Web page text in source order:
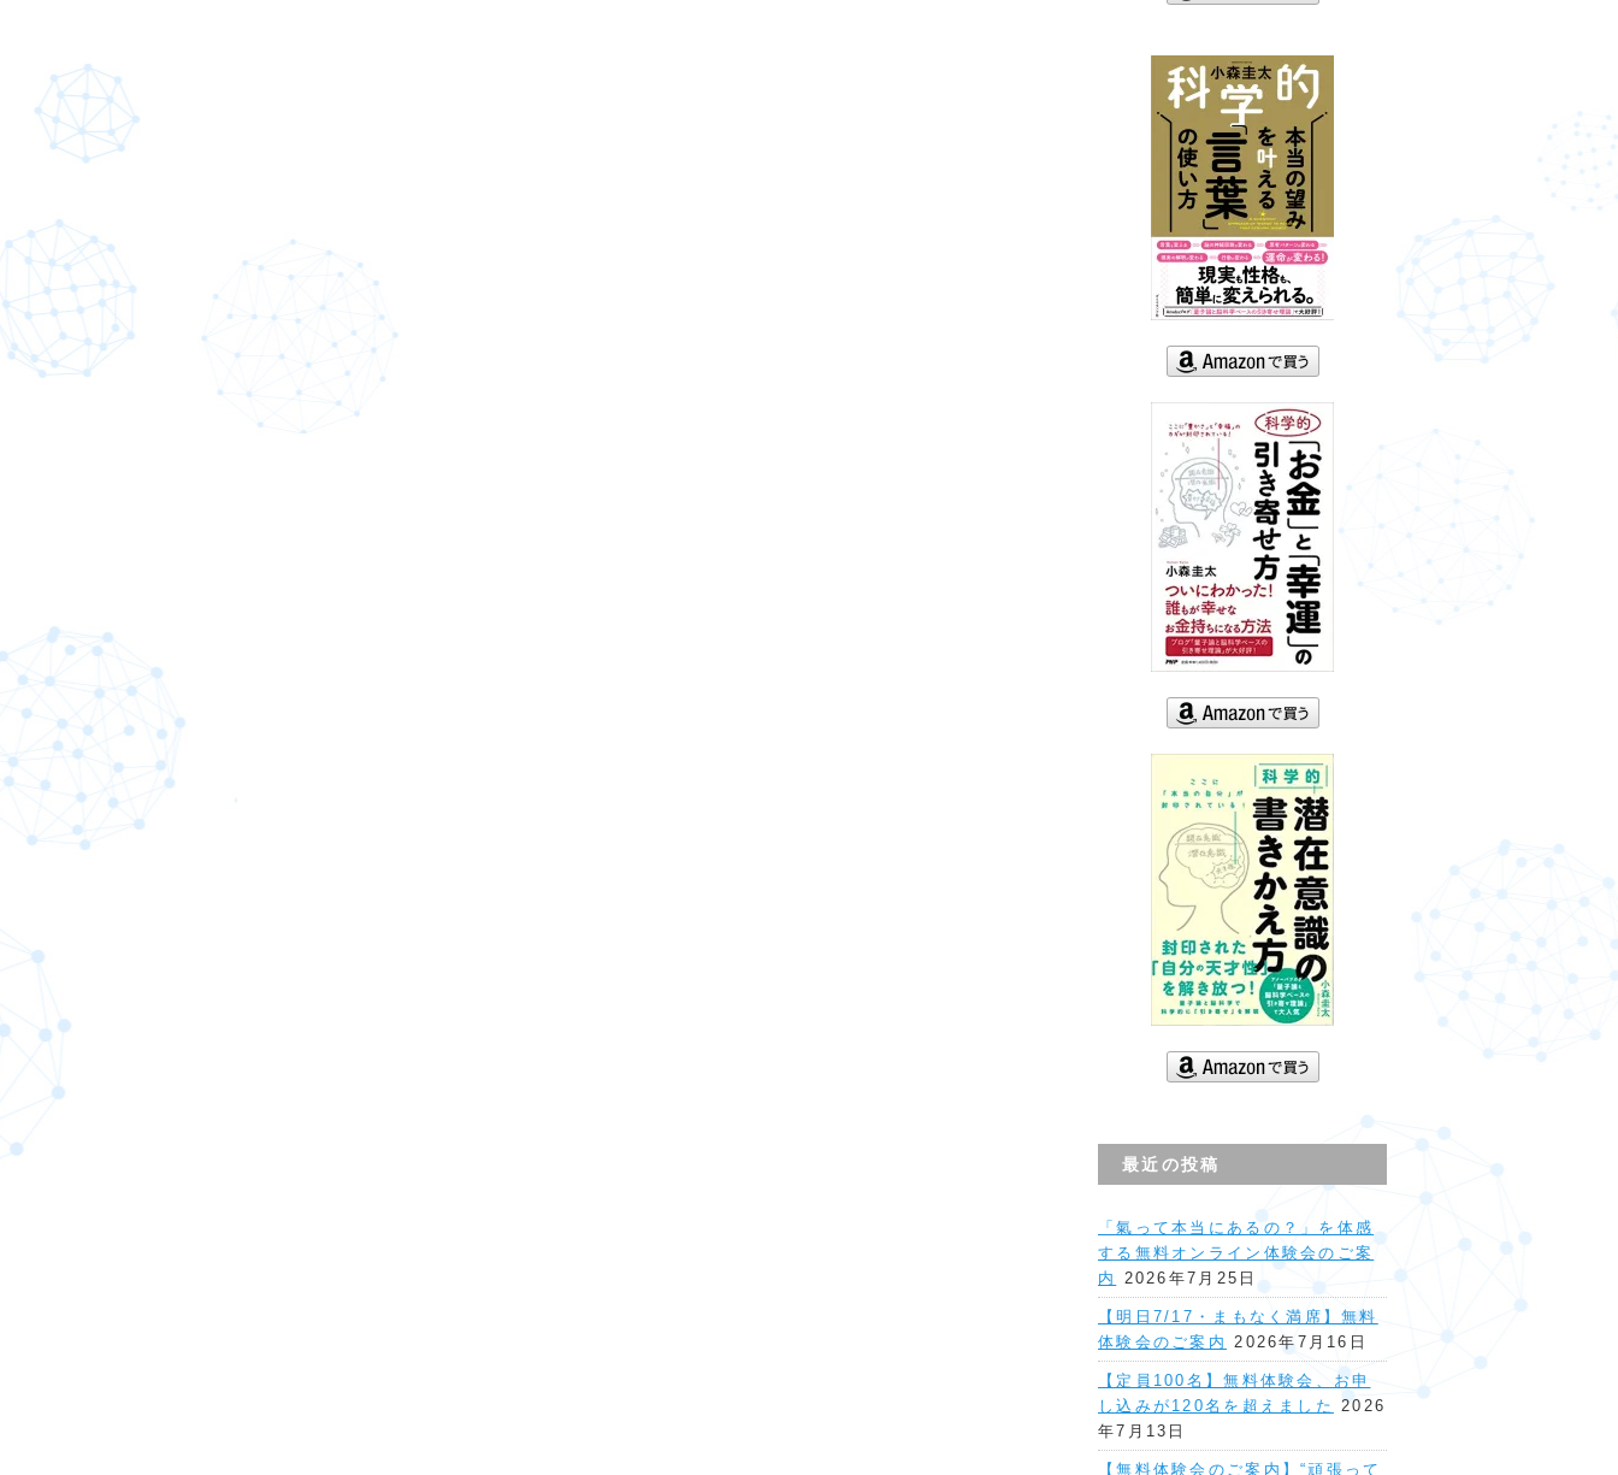
最近の投稿
「氣って本当にあるの？」を体感
する無料オンライン体験会のご案
内
2026年7月25日
【明日7/17・まもなく満席】無料
体験会のご案内
2026年7月16日
【定員100名】無料体験会、お申
し込みが120名を超えました
2026
年7月13日
【無料体験会のご案内】“頑張って